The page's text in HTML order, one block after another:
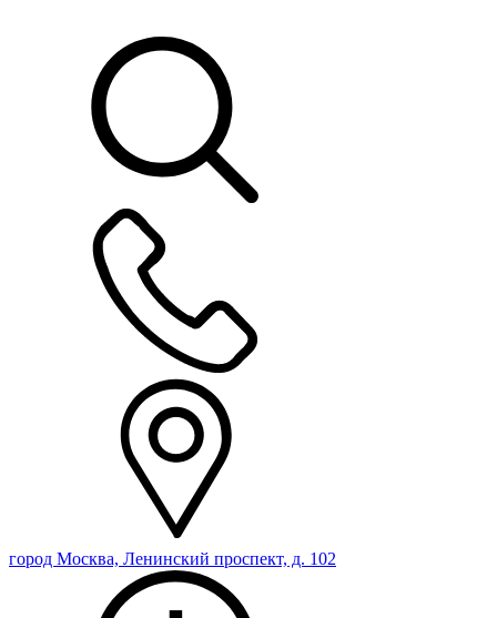
город Москва, Ленинский проспект, д. 102